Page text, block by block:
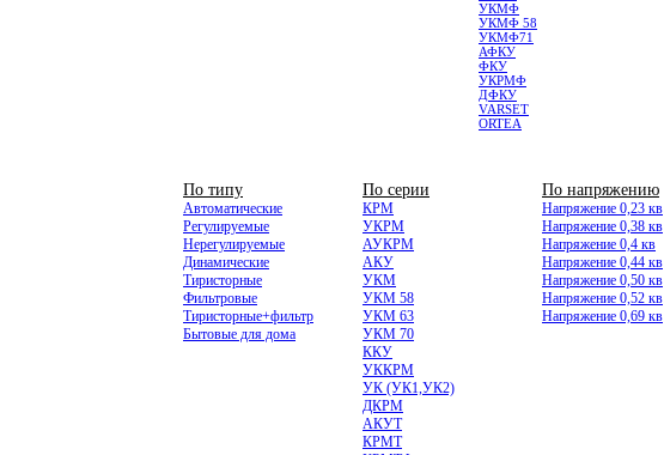
УКМФ
УКМФ 58
УКМФ71
АФКУ
ФКУ
УКРМФ
ДФКУ
VARSET
ORTEA
По типу
Автоматические
Регулируемые
Нерегулируемые
Динамические
Тиристорные
Фильтровые
Тиристорные+фильтр
Бытовые для дома
По серии
КРМ
УКРМ
АУКРМ
АКУ
УКМ
УКМ 58
УКМ 63
УКМ 70
ККУ
УККРМ
УК (УК1,УК2)
ДКРМ
АКУТ
КРМТ
По напряжению
Напряжение 0,23 кв
Напряжение 0,38 кв
Напряжение 0,4 кв
Напряжение 0,44 кв
Напряжение 0,50 кв
Напряжение 0,52 кв
Напряжение 0,69 кв